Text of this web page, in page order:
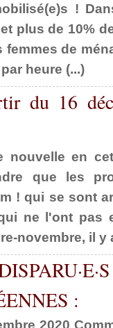
!
plus de 10%
femmes de
heure (...)
du 16
nouvelle en
que les
! qui se sont
ne l'ont pas
novembre, il y
:
2020